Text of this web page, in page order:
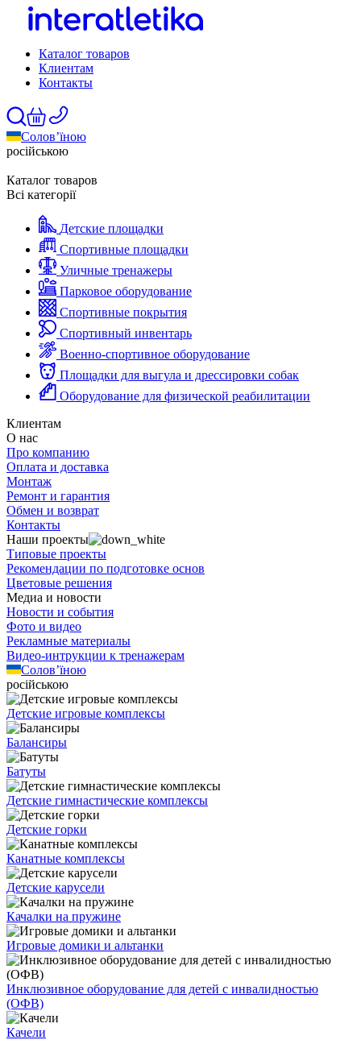
Каталог товаров
Клиентам
Контакты
Солов’їною
російською
Каталог товаров
Всі категорії
Детские площадки
Спортивные площадки
Уличные тренажеры
Парковое оборудование
Спортивные покрытия
Спортивный инвентарь
Военно-спортивное оборудование
Площадки для выгула и дрессировки собак
Оборудование для физической реабилитации
Клиентам
О нас
Про компанию
Оплата и доставка
Монтаж
Ремонт и гарантия
Обмен и возврат
Контакты
Наши проекты
Типовые проекты
Рекомендации по подготовке основ
Цветовые решения
Медиа и новости
Новости и события
Фото и видео
Рекламные материалы
Видео-интрукции к тренажерам
Солов’їною
російською
Детские игровые комплексы
Балансиры
Батуты
Детские гимнастические комплексы
Детские горки
Канатные комплексы
Детские карусели
Качалки на пружине
Игровые домики и альтанки
Инклюзивное оборудование для детей с инвалидностью
(ОФВ)
Качели